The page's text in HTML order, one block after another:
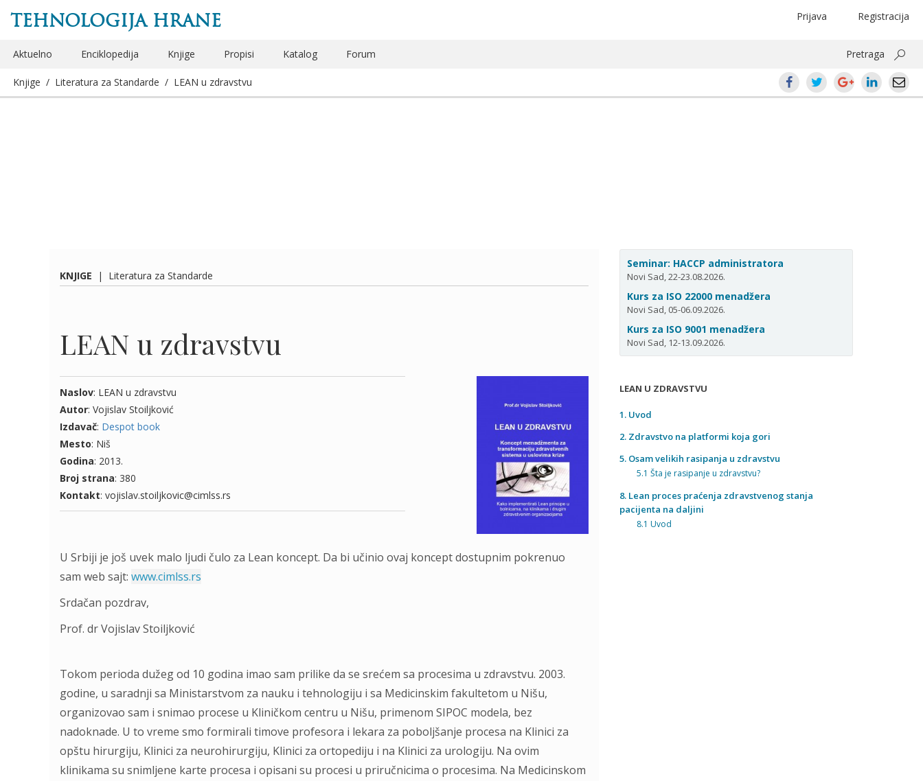
TEHNOLOGIJA HRANE Registracija
Prijava
Aktuelno Enciklopedija Knjige Propisi Katalog Forum Pretraga
Knjige / Literatura za Standarde / LEAN u zdravstvu
KNJIGE | Literatura za Standarde
LEAN u zdravstvu
Naslov: LEAN u zdravstvu
Autor: Vojislav Stoiljković
Izdavač: Despot book
Mesto: Niš
Godina: 2013.
Broj strana: 380
Kontakt: vojislav.stoiljkovic@cimlss.rs
U Srbiji je još uvek malo ljudi čulo za Lean koncept. Da bi učinio ovaj koncept dostupnim pokrenuo
sam web sajt: www.cimlss.rs
Srdačan pozdrav,
Prof. dr Vojislav Stoiljković
Tokom perioda dužeg od 10 godina imao sam prilike da se srećem sa procesima u zdravstvu. 2003.
godine, u saradnji sa Ministarstvom za nauku i tehnologiju i sa Medicinskim fakultetom u Nišu,
organizovao sam i snimao procese u Kliničkom centru u Nišu, primenom SIPOC modela, bez
nadoknade. U to vreme smo formirali timove profesora i lekara za poboljšanje procesa na Klinici za
opštu hirurgiju, Klinici za neurohirurgiju, Klinici za ortopediju i na Klinici za urologiju. Na ovim
klinikama su snimljene karte procesa i opisani su procesi u priručnicima o procesima. Na Medicinskom
Seminar: HACCP administratora
Novi Sad, 22-23.08.2026.
Kurs za ISO 22000 menadžera
Novi Sad, 05-06.09.2026.
Kurs za ISO 9001 menadžera
Novi Sad, 12-13.09.2026.
LEAN U ZDRAVSTVU
1. Uvod
2. Zdravstvo na platformi koja gori
5. Osam velikih rasipanja u zdravstvu
5.1 Šta je rasipanje u zdravstvu?
8. Lean proces praćenja zdravstvenog stanja
pacijenta na daljini
8.1 Uvod